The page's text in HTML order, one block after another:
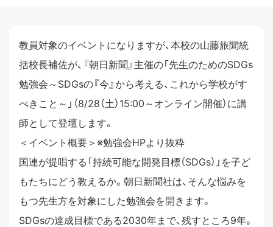
スタディツアー
ニュース
教員ブログ
在校生・保護者・卒業生の方へ
教員対象のイベントになりますが、本校の山藤旅聞統
括校長補佐が、『朝日新聞』主催の「先生のためのSDGs
勉強会～SDGsの『今』から考える、これから学校がす
べきこと～」（8/28（土）15:00～オンライン開催）に講
師として登壇します。
＜イベント概要＞※勉強会HPより抜粋
国連が提唱する「持続可能な開発目標（SDGs）」を子ど
もたちにどう教えるか。朝日新聞社は、そんな悩みを
もつ先生方を対象にした勉強会を開きます。
SDGsの達成目標である2030年まで、残すところ9年。